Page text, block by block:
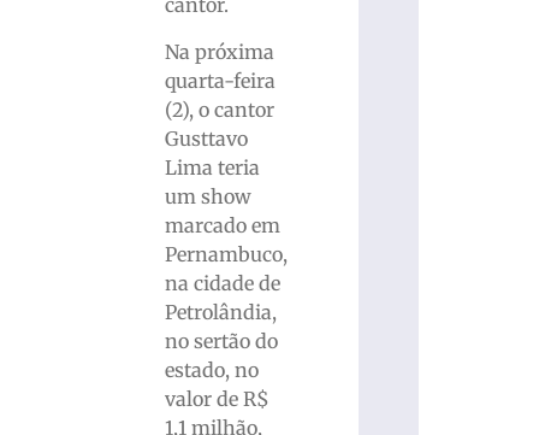
cantor.
Na próxima
quarta-feira
(2), o cantor
Gusttavo
Lima teria
um show
marcado em
Pernambuco,
na cidade de
Petrolândia,
no sertão do
estado, no
valor de R$
1,1 milhão,